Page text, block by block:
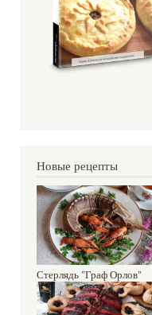
Новые рецепты
Стерлядь "Граф Орлов"